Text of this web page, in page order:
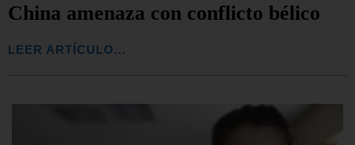
China amenaza con conflicto bélico
LEER ARTÍCULO...